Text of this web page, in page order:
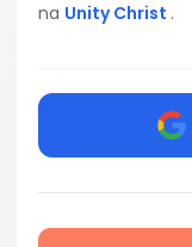
na Unity Christ .